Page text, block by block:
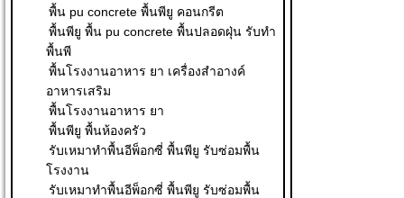
พื้น pu concrete พื้นพียู คอนกรีต
พื้นพียู พื้น pu concrete พื้นปลอดฝุ่น รับทำ
พื้นพี
พื้นโรงงานอาหาร ยา เครื่องสำอางค์
อาหารเสริม
พื้นโรงงานอาหาร ยา
พื้นพียู พื้นห้องครัว
รับเหมาทำพื้นอีพ็อกซี่ พื้นพียู รับซ่อมพื้น
โรงงาน
รับเหมาทำพื้นอีพ็อกซี่ พื้นพียู รับซ่อมพื้น